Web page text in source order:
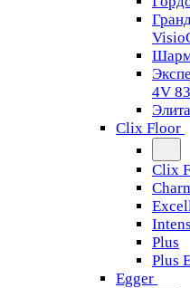
Шарм
4V
Clix Floor
Clix
Plus
Plus
Egger